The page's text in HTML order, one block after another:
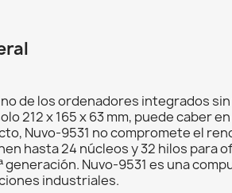
de los ordenadores integrados
212 x 165 x 63 mm, puede caber
Nuvo-9531 no compromete el
hasta 24 núcleos y 32 hilos para
generación. Nuvo-9531 es una
industriales.